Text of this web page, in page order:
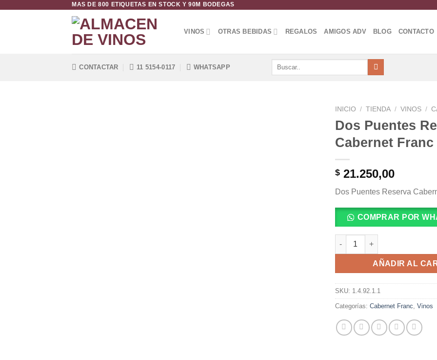
MAS DE 800 ETIQUETAS EN STOCK Y 90M BODEGAS
VINOS OTRAS BEBIDAS REGALOS AMIGOS ADV BLOG CONTACTO
CONTACTAR 11 5154-0117 WHATSAPP
Buscar
INICIO / TIENDA / VINOS /
Dos Puentes
Cabernet Franc
$ 21.250,00
Dos Puentes Reserva
COMPRAR POR
Dos Puentes Reserva
AÑADIR AL
SKU: 1.4.92.1.1
Categorías: Cabernet Franc Vinos